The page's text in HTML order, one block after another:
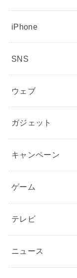
iPhone
SNS
ウェブ
ガジェット
キャンペーン
ゲーム
テレビ
ニュース